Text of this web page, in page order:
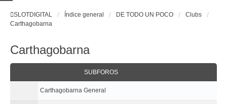
SLOTDIGITAL Índice general DE TODO UN POCO
Clubs
Carthagobarna
Carthagobarna
SUBFOROS
Carthagobarna General